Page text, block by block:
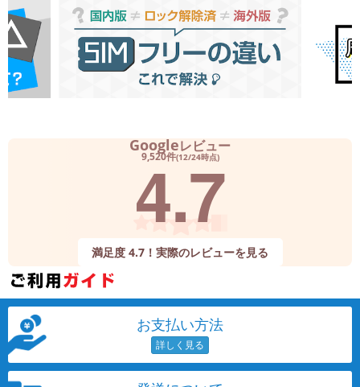
Googleレビュー
9,520件(12/24時点)
4.7
満足度 4.7！実際のレビューを見る
お支払い方法